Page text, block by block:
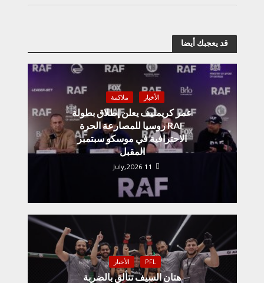
قد يعجبك أيضا
الأخبار ملاكمة
عمر كريمليف يعلن إطلاق بطولة
RAF روسيا للمصارعة الحرة
الاحترافية في موسكو سبتمبر
المقبل
11 July,2026
PFL الأخبار
هتان السيف تتألق بالضربة